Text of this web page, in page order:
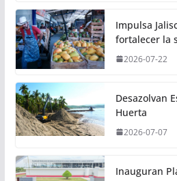
Impulsa
fortalecer la
2026-07-22
Desazolvan
Huerta
2026-07-07
Inauguran